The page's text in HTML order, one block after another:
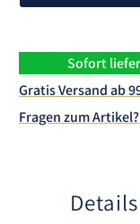
Sofort
Gratis Versand ab
Fragen zum Artikel?